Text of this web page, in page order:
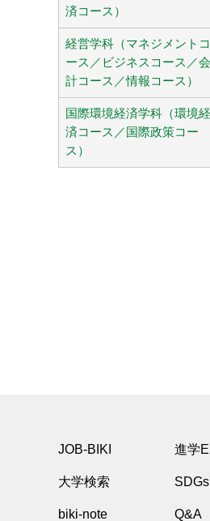
済コース）
経営学科（マネジメントコ
ース／ビジネスコース／会
計コース／情報コース）
国際環境経済学科（環境経
済コース／国際政策コー
ス）
JOB-BIKI
大学検索
biki-note
進学
Q&A